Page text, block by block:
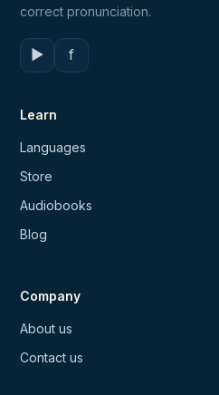
correct pronunciation.
▶ f
Learn
Languages
Store
Audiobooks
Blog
Company
About us
Contact us